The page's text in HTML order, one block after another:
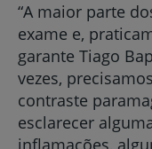
“A maior parte
exame e,
garante Tiago
vezes,
contraste
esclarecer
inflamações,